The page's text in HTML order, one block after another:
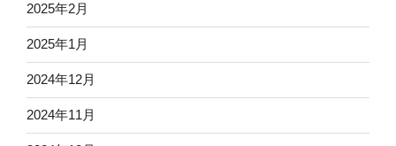
2025年2月
2025年1月
2024年12月
2024年11月